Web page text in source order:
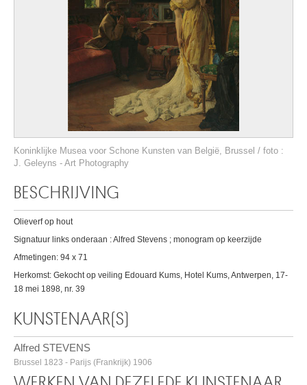
Koninklijke Musea voor Schone Kunsten van België, Brussel / foto :
J. Geleyns - Art Photography
BESCHRIJVING
Olieverf op hout
Signatuur links onderaan : Alfred Stevens ; monogram op keerzijde
Afmetingen: 94 x 71
Herkomst: Gekocht op veiling Edouard Kums, Hotel Kums, Antwerpen, 17-
18 mei 1898, nr. 39
KUNSTENAAR(S)
Alfred STEVENS
Brussel 1823 - Parijs (Frankrijk) 1906